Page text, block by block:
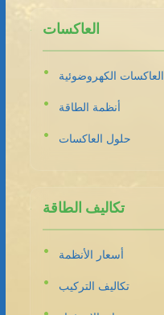
العاكسات
العاكسات الكهروضوئية
أنظمة الطاقة
حلول العاكسات
تكاليف الطاقة
أسعار الأنظمة
تكاليف التركيب